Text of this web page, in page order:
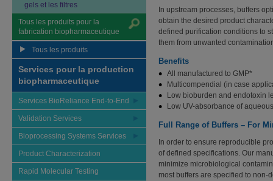
gels et les filtres
Tous les produits pour la
fabrication biopharmaceutique
Tous les produits
Services pour la production
biopharmaceutique
Services BioReliance End-to-End
Validation Services
Bioprocessing Systems Services
Product Characterization
Rapid Molecular Testing
In upstream processes, buffers
obtain the desired product
defined purification conditions to
them from unwanted
Benefits
All manufactured to GMP*
Multicompendial (in case
Low bioburden and endotoxin
Low UV-absorbance of
Full Range of Buffers – For
In order to ensure reproducible
of defined specifications. Our
minimize microbiological
most buffers are specified to non-